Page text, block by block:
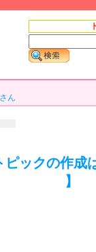
ん
ピックの作成
】